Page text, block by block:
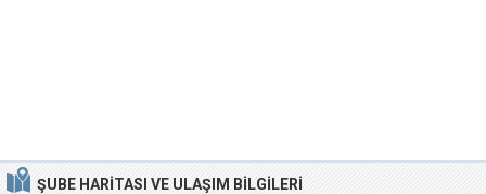
ŞUBE HARITASI VE ULAŞIM BILGILERI